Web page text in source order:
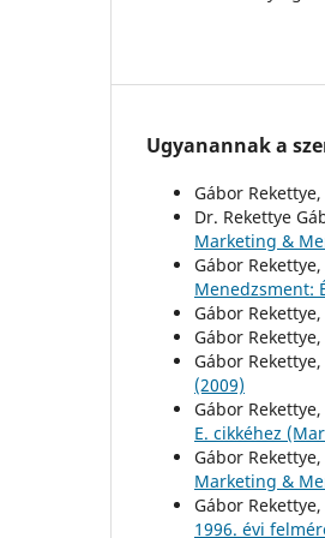
Ugyanannak a
Gábor Rekettye,
Dr. Rekettye
Marketing &
Gábor
Menedzsment:
Gábor Rekettye,
Gábor Rekettye,
Gábor Rekettye,
(2009)
Gábor Rekettye,
E. cikkéhez
Gábor
Marketing &
Gábor
1996. évi